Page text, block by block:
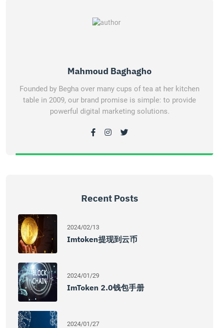
Mahmoud Baghagho
Founded by Begha over many cups of tea at her kitchen
table in 2009, our brand promise is simple: to provide
powerful digital marketing solutions.
Recent Posts
2024/02/13
Imtoken提现到云币
2024/01/29
ImToken 2.0钱包手册
2024/01/27